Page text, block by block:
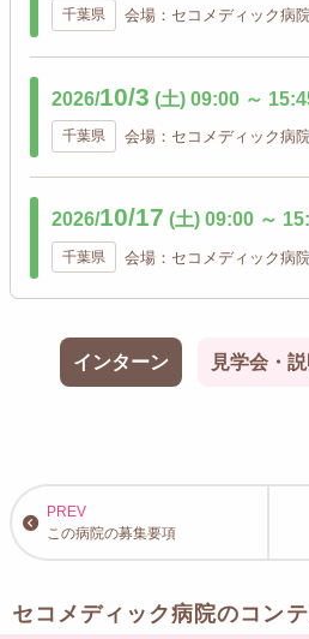
千葉県 会場：セコメディック病
2026/10/3 (土) 09:00 ～
千葉県 会場：セコメディック病
2026/10/17 (土) 09:00 ～
千葉県 会場：セコメディック病
インターン 見学会・
この病院の募集要項
セコメディック病院のコン